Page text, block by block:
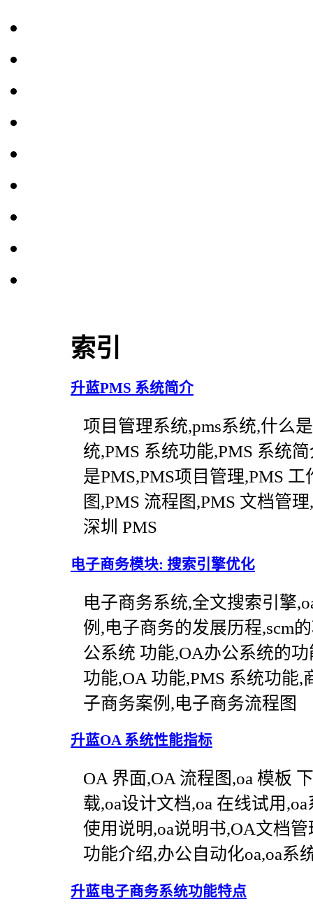
索引
升蓝PMS 系统简介
项目管理系统,pms系统,什么
统,PMS 系统功能,PMS 系统
是PMS,PMS项目管理,PMS
图,PMS 流程图,PMS 文档管
深圳 PMS
电子商务模块: 搜索引擎优化
电子商务系统,全文搜索引擎
例,电子商务的发展历程,scm
公系统 功能,OA办公系统的
功能,OA 功能,PMS 系统功能
子商务案例,电子商务流程图
升蓝OA 系统性能指标
OA 界面,OA 流程图,oa 模板
载,oa设计文档,oa 在线试用
使用说明,oa说明书,OA文档
功能介绍,办公自动化oa,oa系
升蓝电子商务系统功能特点